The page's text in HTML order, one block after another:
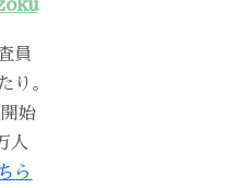
員
り。
始
人
ら